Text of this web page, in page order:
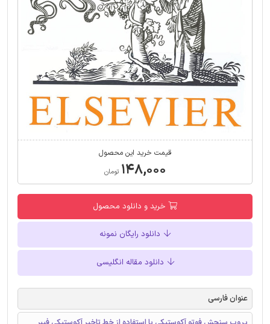
قیمت خرید این محصول
۱۴۸,۰۰۰ تومان
خرید و دانلود محصول
دانلود رایگان نمونه
دانلود مقاله انگلیسی
عنوان فارسی